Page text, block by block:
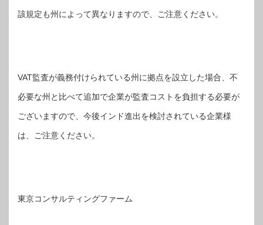
該規定も州によって異なりますので、ご注意ください。
VAT監査が義務付けられている州に拠点を設立した場合、不
必要な州と比べて追加で企業が監査コストを負担する必要が
ございますので、今後インド進出を検討されている企業様
は、ご注意ください。
東京コンサルティングファーム